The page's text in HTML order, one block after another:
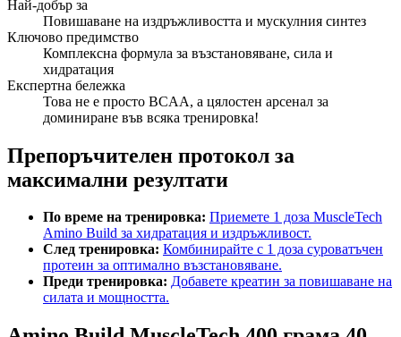
Най-добър за
Повишаване на издръжливостта и мускулния синтез
Ключово предимство
Комплексна формула за възстановяване, сила и
хидратация
Експертна бележка
Това не е просто BCAA, а цялостен арсенал за
доминиране във всяка тренировка!
Препоръчителен протокол за
максимални резултати
По време на тренировка: Приемете 1 доза MuscleTech
Amino Build за хидратация и издръжливост.
След тренировка: Комбинирайте с 1 доза суроватъчен
протеин за оптимално възстановяване.
Преди тренировка: Добавете креатин за повишаване на
силата и мощността.